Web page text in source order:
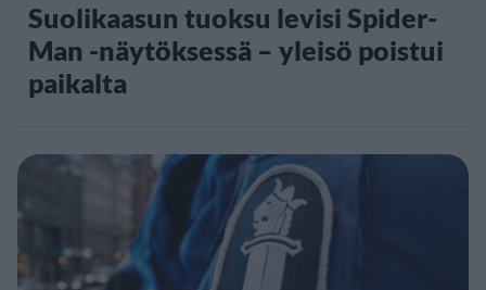
Suolikaasun tuoksu levisi Spider-
Man -näytöksessä – yleisö poistui
paikalta